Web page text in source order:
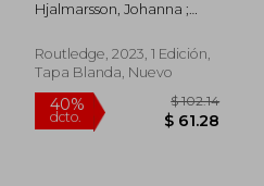
Developments (en
Hjalmarsson, Johanna ;
Routledge, 2023, 1 Edición,
Tapa Blanda, Nuevo